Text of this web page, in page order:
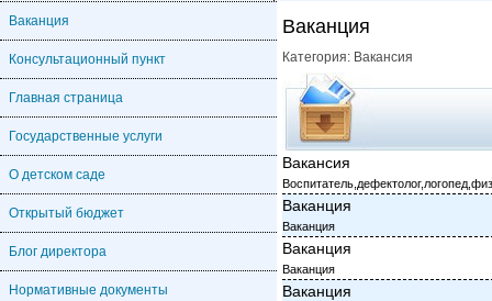
Ваканция
Консультационный пункт
Главная страница
Государственные услуги
О детском саде
Открытый бюджет
Блог директора
Нормативные документы
Ваканция
Категория: Вакансия
Вакансия
Ваканция
Ваканция
Ваканция
Ваканция
Ваканция